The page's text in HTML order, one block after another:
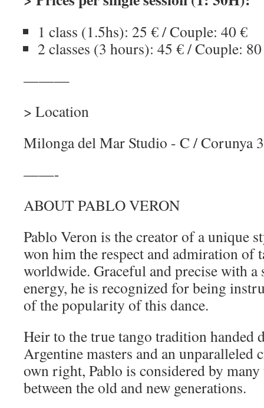
1 class (1.5hs): 25 € / Couple: 40 €
2 classes (3 hours): 45 € / Couple:
———
> Location
Milonga del Mar Studio - C / Corunya
——-
ABOUT PABLO VERON
Pablo Veron is the creator of a unique
won him the respect and admiration of
worldwide. Graceful and precise with a
energy, he is recognized for being
of the popularity of this dance.
Heir to the true tango tradition handed
Argentine masters and an unparalleled
own right, Pablo is considered by
between the old and new generations.